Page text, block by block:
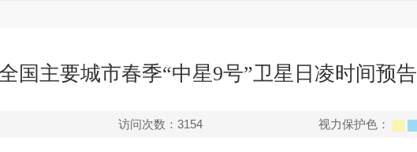
国主要城市春季“中星9号”卫星日凌时间预告
访问次数： 3154 视力保护色：